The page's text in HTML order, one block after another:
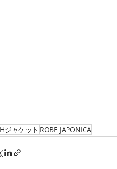
Hジャケット ROBE JAPONICA